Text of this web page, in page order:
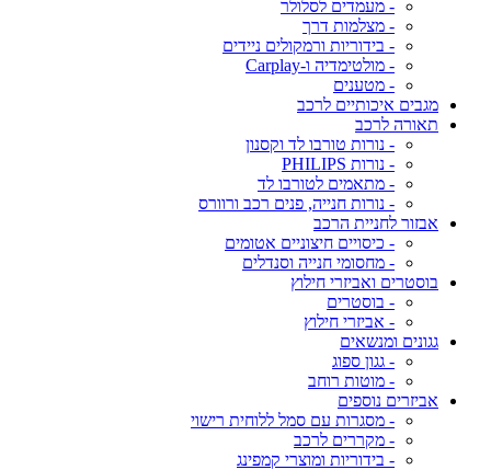
- מעמדים לסלולר
- מצלמות דרך
- בידוריות ורמקולים ניידים
- מולטימדיה ו-Carplay
- מטענים
מגבים איכותיים לרכב
תאורה לרכב
- נורות טורבו לד וקסנון
- נורות PHILIPS
- מתאמים לטורבו לד
- נורות חנייה, פנים רכב ורוורס
אבזור לחניית הרכב
- כיסויים חיצוניים אטומים
- מחסומי חנייה וסנדלים
בוסטרים ואביזרי חילוץ
- בוסטרים
- אביזרי חילוץ
גגונים ומנשאים
- גגון ספוג
- מוטות רוחב
אביזרים נוספים
- מסגרות עם סמל ללוחית רישוי
- מקררים לרכב
- בידוריות ומוצרי קמפינג